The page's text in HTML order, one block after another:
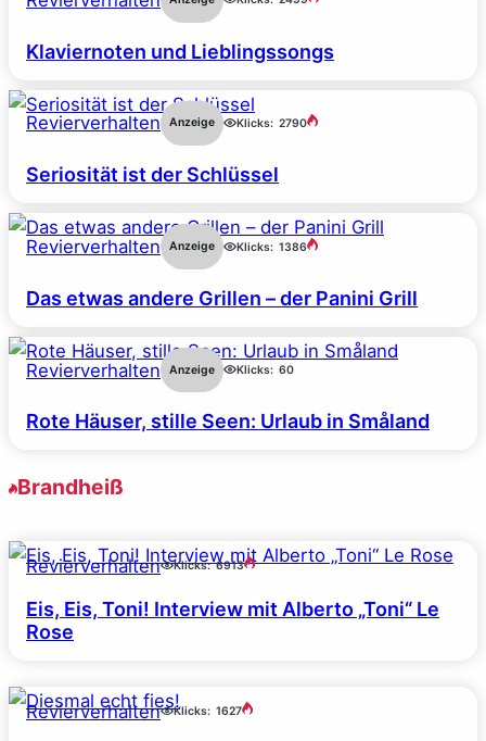
Klaviernoten und Lieblingssongs
Revierverhalten Anzeige Klicks: 2790
Seriosität ist der Schlüssel
Revierverhalten Anzeige Klicks: 1386
Das etwas andere Grillen – der Panini Grill
Revierverhalten Anzeige Klicks: 60
Rote Häuser, stille Seen: Urlaub in Småland
Brandheiß
Revierverhalten Klicks: 6913
Eis, Eis, Toni! Interview mit Alberto „Toni“ Le
Rose
Revierverhalten Klicks: 1627